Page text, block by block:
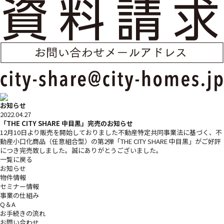
お知らせ
2022.04.27
「THE CITY SHARE 中目黒」完売のお知らせ
12月10日より販売を開始しておりました不動産特定共同事業法に基づく、不
動産小口化商品（任意組合型）の第2弾「THE CITY SHARE 中目黒」がご好評
につき完売致しました。誠にありがとうございました。
一覧に戻る
お知らせ
物件情報
セミナー情報
事業の仕組み
Q＆A
お手続きの流れ